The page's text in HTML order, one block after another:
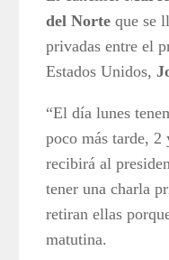
del Norte que se
privadas entre el
Estados Unidos,
“El día lunes
poco más tarde,
recibirá al
tener una charla
retiran ellas
matutina.